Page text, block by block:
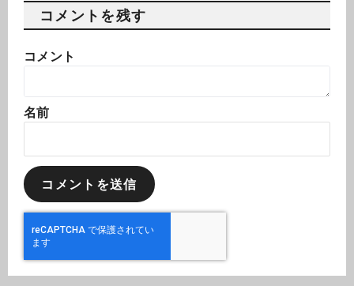
コメントを残す
コメント
名前